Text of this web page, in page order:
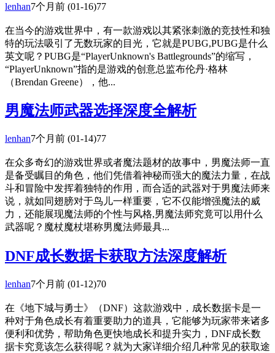
lenhan7个月前 (01-16)77
在当今的游戏世界中，有一款游戏以其紧张刺激的竞技性和独
特的玩法吸引了无数玩家的目光，它就是PUBG,PUBG是什么
英文呢？PUBG是“PlayerUnknown's Battlegrounds”的缩写，
“PlayerUnknown”指的是游戏的创意总监布伦丹·格林
（Brendan Greene），他...
男魔法师武器选择深度全解析
lenhan7个月前 (01-14)77
在众多奇幻的游戏世界或者魔法题材的故事中，男魔法师一直
是备受瞩目的角色，他们凭借着神秘而强大的魔法力量，在战
斗和冒险中发挥着独特的作用，而合适的武器对于男魔法师来
说，就如同翅膀对于鸟儿一样重要，它不仅能增强魔法的威
力，还能展现魔法师的个性与风格,男魔法师究竟可以用什么
武器呢？魔杖魔杖堪称男魔法师最具...
DNF成长数据卡获取方法深度解析
lenhan7个月前 (01-12)70
在《地下城与勇士》（DNF）这款游戏中，成长数据卡是一
种对于角色成长有着重要助力的道具，它能够为玩家带来诸多
便利和优势，帮助角色更快地成长和提升实力，DNF成长数
据卡究竟该怎么获得呢？就为大家详细介绍几种常见的获取途